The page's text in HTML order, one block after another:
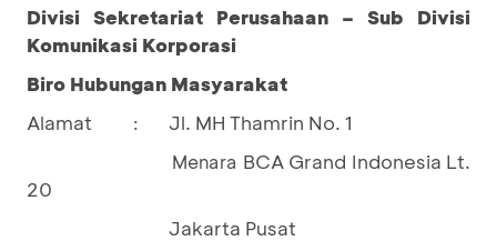
Divisi Sekretariat Perusahaan – Sub Divisi
Komunikasi Korporasi
Biro Hubungan Masyarakat
Alamat
: Jl. MH Thamrin No. 1
				Menara
BCA Grand Indonesia Lt.
20
Jakarta Pusat